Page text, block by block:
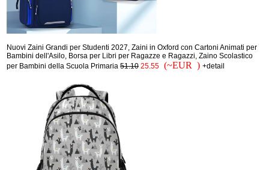
Nuovi Zaini Grandi per Studenti 2027, Zaini in Oxford con Cartoni Animati per
Bambini dell'Asilo, Borsa per Libri per Ragazze e Ragazzi, Zaino Scolastico
per Bambini della Scuola Primaria 51.10 25.55 (~EUR ) +detail